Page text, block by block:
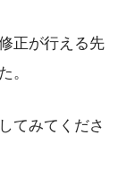
正が行える先
。
てみてくださ